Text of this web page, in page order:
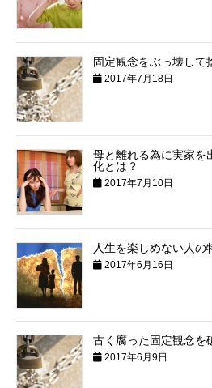
固定観念をぶっ壊して
2017年7月18日
母と離れる為に実家を
化とは？
2017年7月10日
人生を楽しめない人の
2017年6月16日
古く腐った固定観念を
2017年6月9日